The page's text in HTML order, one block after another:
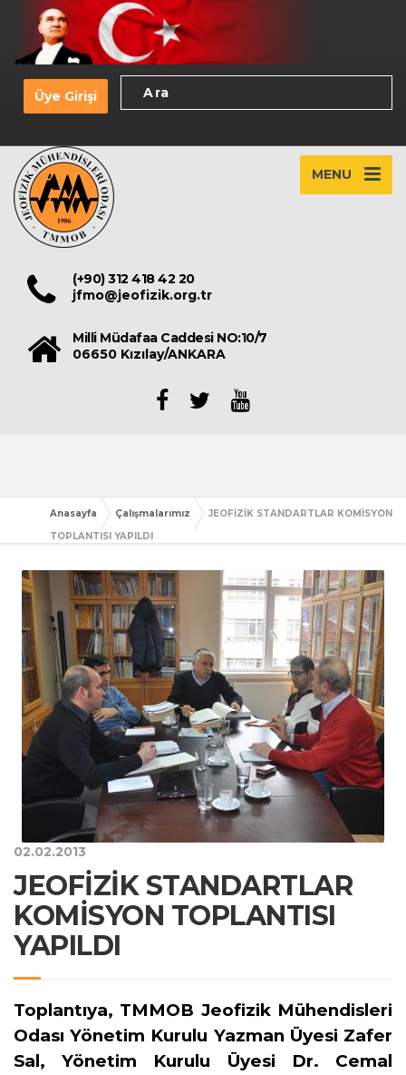
Üye Girişi
MENU
(+90) 312 418 42 20
jfmo@jeofizik.org.tr
Milli Müdafaa Caddesi NO:10/7
06650 Kızılay/ANKARA
Anasayfa Çalışmalarımız
JEOFİZİK STANDARTLAR KOMİSYON
TOPLANTISI YAPILDI
02.02.2013
JEOFİZİK STANDARTLAR
KOMİSYON TOPLANTISI
YAPILDI
Toplantıya, TMMOB Jeofizik Mühendisleri
Odası Yönetim Kurulu Yazman Üyesi Zafer
Sal, Yönetim Kurulu Üyesi Dr. Cemal